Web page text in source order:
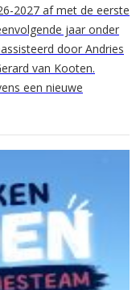
2027 af met de eerste
jaar onder
door Andries
van Kooten.
een nieuwe